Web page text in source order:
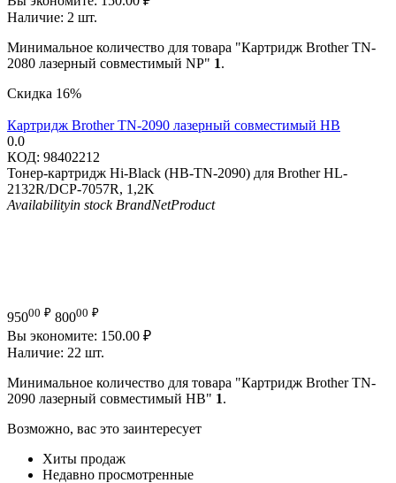
Наличие: 2 шт.
Минимальное количество для товара "Картридж Brother TN-
2080 лазерный совместимый NP" 1.
Скидка 16%
Картридж Brother TN-2090 лазерный совместимый HB
0.0
КОД: 98402212
Тонер-картридж Hi-Black (HB-TN-2090) для Brother HL-
2132R/DCP-7057R, 1,2K
Availabilityin stock BrandNetProduct
95000 ₽ 80000 ₽
Вы экономите: 150.00 ₽
Наличие: 22 шт.
Минимальное количество для товара "Картридж Brother TN-
2090 лазерный совместимый HB" 1.
Возможно, вас это заинтересует
Хиты продаж
Недавно просмотренные